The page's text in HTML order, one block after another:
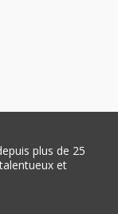
plus de 25
et